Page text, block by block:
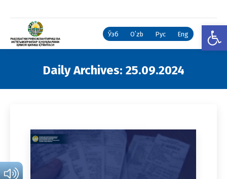
Ўзб Oʻzb Рус Eng
Daily Archives: 25.09.2024